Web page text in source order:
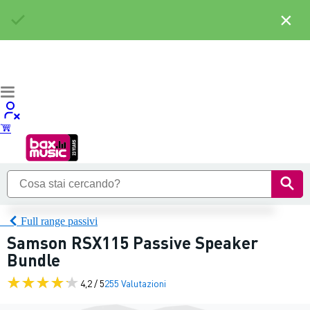
Full range passivi
Samson RSX115 Passive Speaker
Bundle
4,2 / 5255 Valutazioni
×